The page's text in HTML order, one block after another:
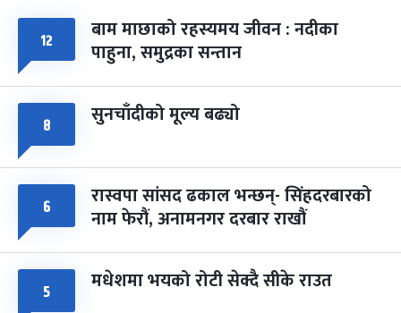
८
सोम
फागुपूर्णिमा
चैत्र ८, २०८३-Mar 22, 2027
७ महिना बाँकी
१२ बाम माछाको रहस्यमय जीवन : नदीका
पाहुना, समुद्रका सन्तान
८ सुनचाँदीको मूल्य बढ्यो
६ रास्वपा सांसद ढकाल भन्छन्- सिंहदरबारको
नाम फेरौं, अनामनगर दरबार राखौं
५ मधेशमा भयको रोटी सेक्दै सीके राउत